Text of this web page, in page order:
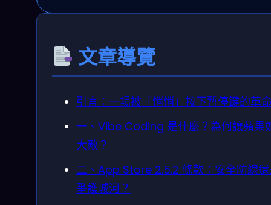
文章導覽
引言：一場被「悄悄」按下暫停鍵的革
一、Vibe Coding 是什麼？為何讓蘋果
大敵？
二、App Store 2.5.2 條款：安全防線
爭護城河？